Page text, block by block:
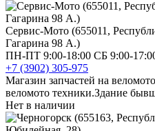
Сервис-Мото (655011,
Гагарина 98 А.)
ПН-ПТ 9:00-18:00 СБ 9:00-
+7 (3902) 305-975
Магазин запчастей на
веломото техники.Здание
Нет в наличии